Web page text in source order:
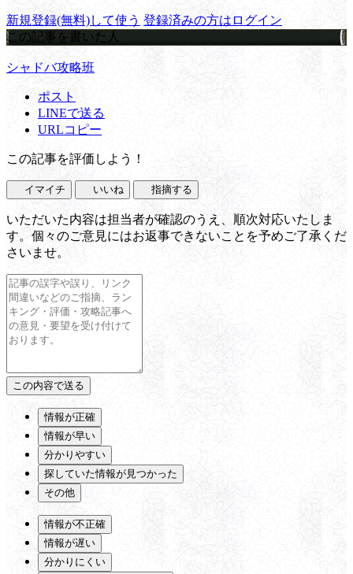
新規登録(無料)して使う 登録済みの方はログイン
この記事を書いた人
シャドバ攻略班
ポスト
LINEで送る
URLコピー
この記事を評価しよう！
イマイチ いいね 指摘する
いただいた内容は担当者が確認のうえ、順次対応いたしま
す。個々のご意見にはお返事できないことを予めご了承くだ
さいませ。
情報が正確
情報が早い
分かりやすい
探していた情報が見つかった
その他
情報が不正確
情報が遅い
分かりにくい